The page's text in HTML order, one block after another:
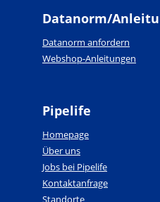
Datanorm/
Datanorm anfordern
Webshop-Anleitungen
Pipelife
Homepage
Über uns
Jobs bei Pipelife
Kontaktanfrage
Standorte